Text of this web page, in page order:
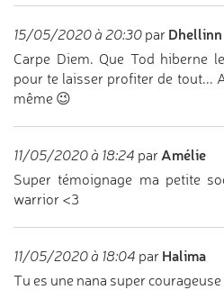
15/05/2020 à 20:30 par Dhellinn
Carpe Diem. Que Tod hiberne
pour te laisser profiter de tout...
même 😉
11/05/2020 à 18:24 par Amélie
Super témoignage ma petite
warrior <3
11/05/2020 à 18:04 par Halima
Tu es une nana super courageuse